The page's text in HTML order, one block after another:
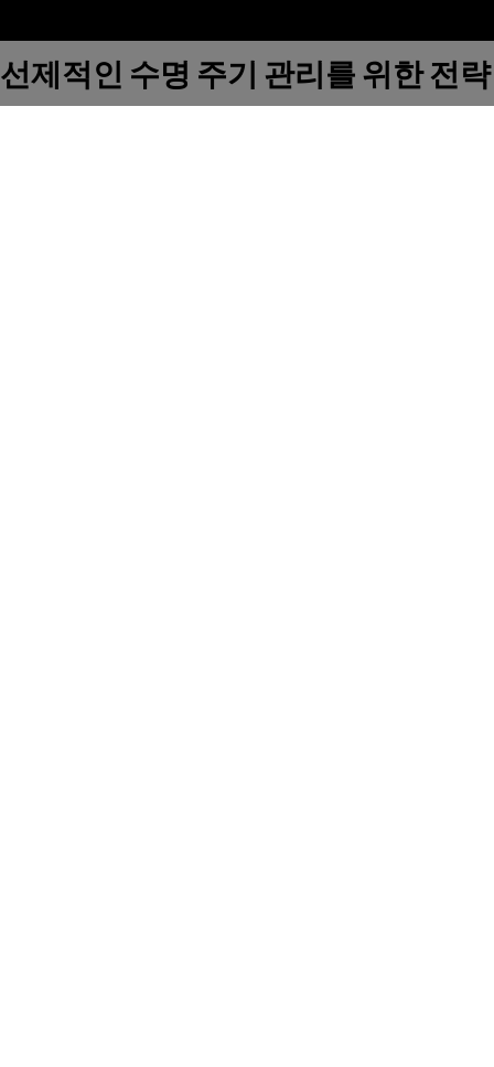
선제적인 수명 주기 관리를 위한 전략